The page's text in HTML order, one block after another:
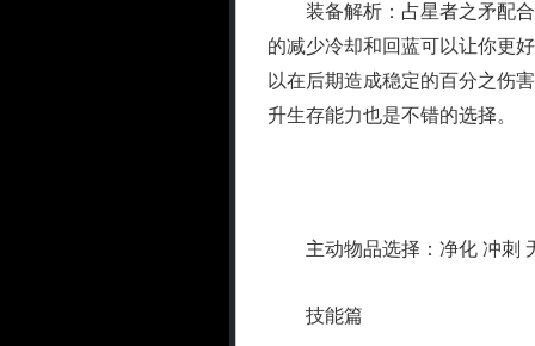
装备解析：占星者之矛配合
的减少冷却和回蓝可以让你更
以在后期造成稳定的百分之伤
升生存能力也是不错的选择。
主动物品选择：净化 冲刺
技能篇